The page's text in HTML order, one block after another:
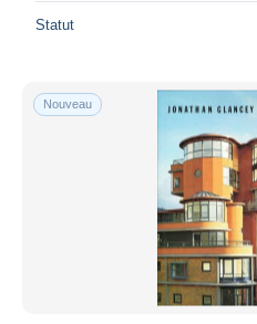
Statut
Nouveau